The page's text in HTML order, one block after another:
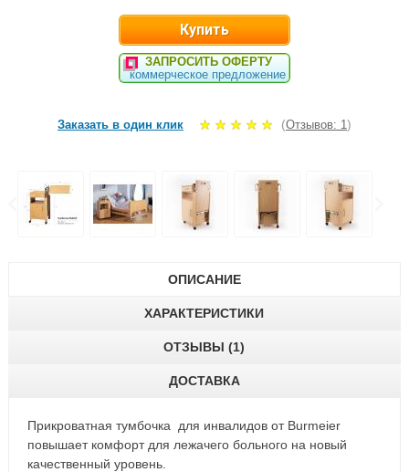
ЗАПРОСИТЬ ОФЕРТУ
коммерческое предложение
Заказать в один клик (Отзывов: 1)
ОПИСАНИЕ
ХАРАКТЕРИСТИКИ
ОТЗЫВЫ (1)
ДОСТАВКА
Прикроватная тумбочка для инвалидов от Burmeier
повышает комфорт для лежачего больного на новый
качественный уровень.